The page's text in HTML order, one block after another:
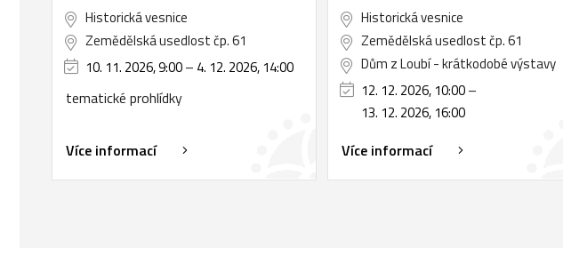
Historická vesnice
Zemědělská usedlost čp. 61
10. 11. 2026, 9:00– 4. 12. 2026, 14:00
tematické prohlídky
Více informací
Historická vesnice
Zemědělská usedlost čp. 61
Dům z Loubí - krátkodobé výstavy
12. 12. 2026, 10:00–
13. 12. 2026, 16:00
Více informací